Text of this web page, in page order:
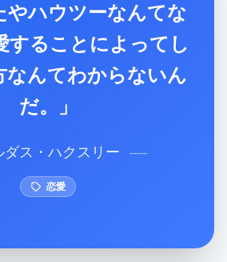
やハウツーなんてな
することによってし
なんてわからないん
だ。」
ダス・ハクスリー ──
恋愛